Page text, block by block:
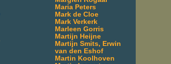
Maria Peters
Mark de Cloe
Mark Verkerk
Marleen Gorris
Martijn Heijne
Martijn Smits, Erwin
van den Eshof
Martin Koolhoven